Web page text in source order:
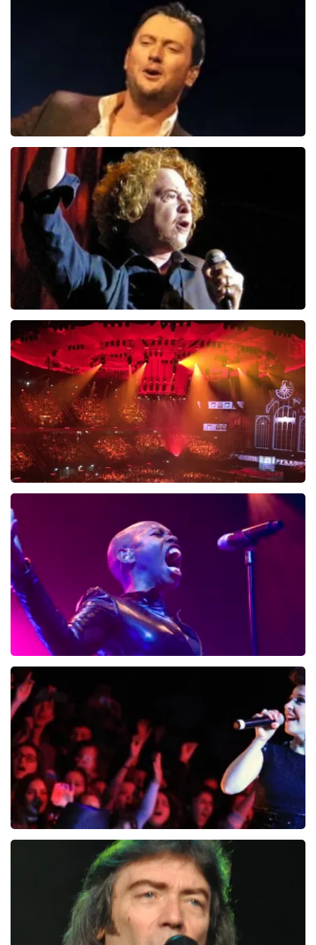
Tino Martin
509+reviews
BEKIJKEN
Simply Red
587+reviews
BEKIJKEN
1252+reviews
BEKIJKEN
4reviews
BEKIJKEN
Fatma Turgut
reviews
BEKIJKEN